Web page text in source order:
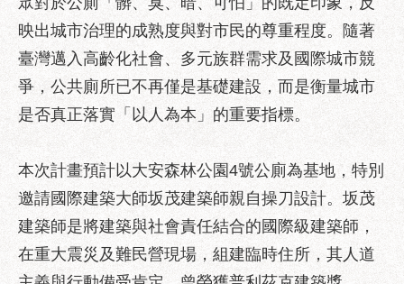
廉
政
園
地
便
民
服
務
道
路
挖
映出城市治理的成熟度與對市民的尊重程度。隨著
臺灣邁入高齡化社會、多元族群需求及國際城市競
爭，公共廁所已不再僅是基礎建設，而是衡量城市
是否真正落實「以人為本」的重要指標。
本次計畫預計以大安森林公園4號公廁為基地，特別
邀請國際建築大師坂茂建築師親自操刀設計。坂茂
建築師是將建築與社會責任結合的國際級建築師，
在重大震災及難民營現場，組建臨時住所，其人道